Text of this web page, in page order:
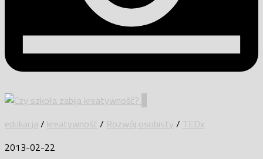
edukacja/ kreatywność / Rozwój osobisty / TEDx
2013-02-22